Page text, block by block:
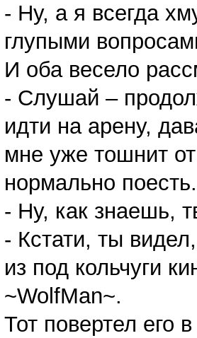
- Ну, а я всегда
глупыми
И оба весело
- Слушай –
идти на арену,
мне уже тошнит
нормально поесть.
- Ну, как знаешь,
- Кстати, ты
из под кольчуги
~WolfMan~.
Тот повертел его